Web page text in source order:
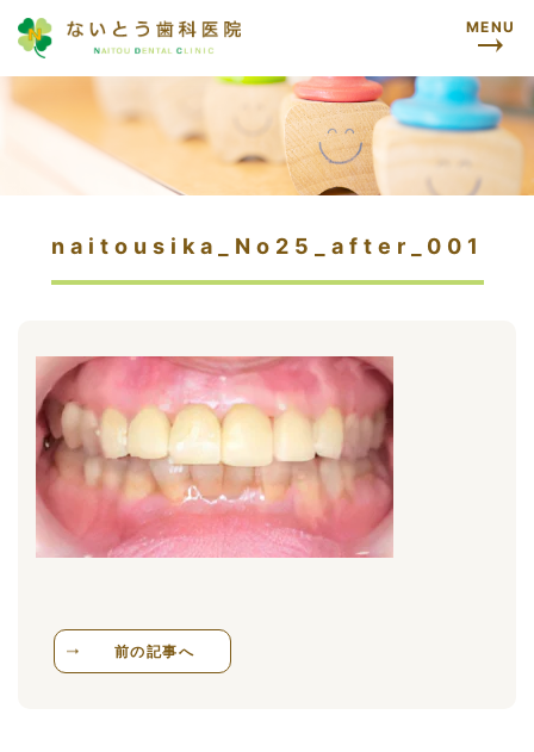
MENU
naitousika_No25_after_001
前の記事へ